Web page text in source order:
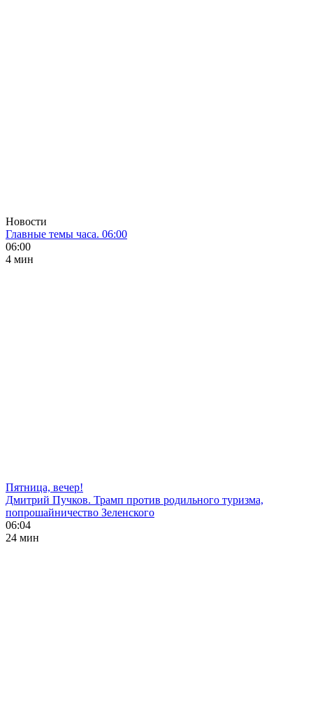
Новости
Главные темы часа. 06:00
06:00
4 мин
Пятница, вечер!
Дмитрий Пучков. Трамп против родильного туризма,
попрошайничество Зеленского
06:04
24 мин